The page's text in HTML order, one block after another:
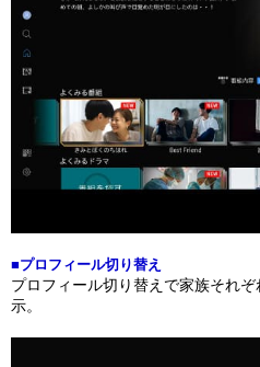
■プロフィール切り替え
プロフィール切り替えで家族それ
示。